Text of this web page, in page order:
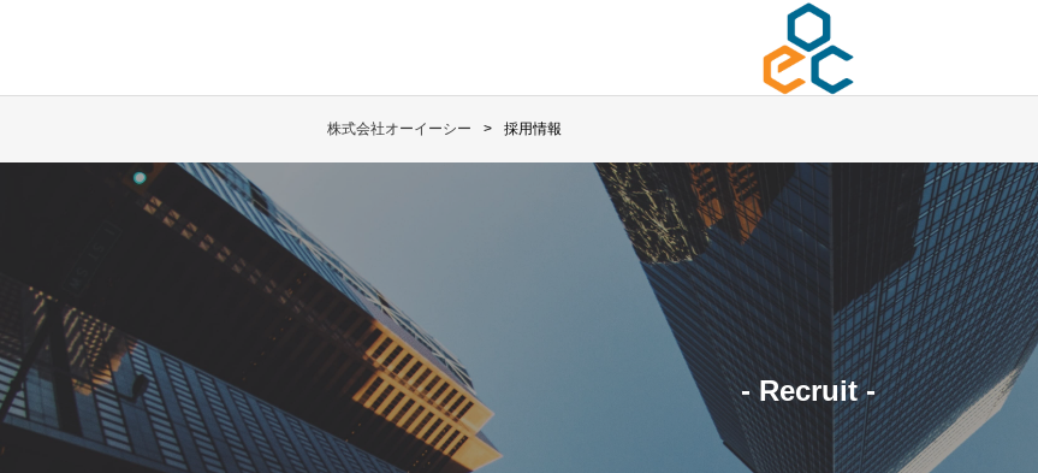
株式会社オーイーシー 採用情報
- Recruit -